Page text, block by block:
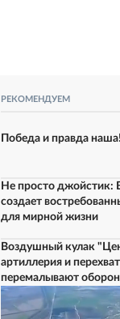
РЕКОМЕНДУЕМ
Победа и правда наша!
Не просто джойстик:
создает
для мирной жизни
Воздушный кулак
артиллерия и
перемалывают